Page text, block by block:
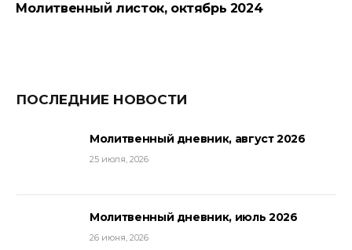
Молитвенный листок, октябрь 2024
ПОСЛЕДНИЕ НОВОСТИ
Молитвенный дневник, август 2026
25 июля, 2026
Молитвенный дневник, июль 2026
26 июня, 2026